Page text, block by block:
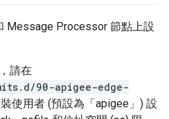
Message Processor 節點上設
請在
90-apigee-edge-
使用者 (預設為「apigee」) 設